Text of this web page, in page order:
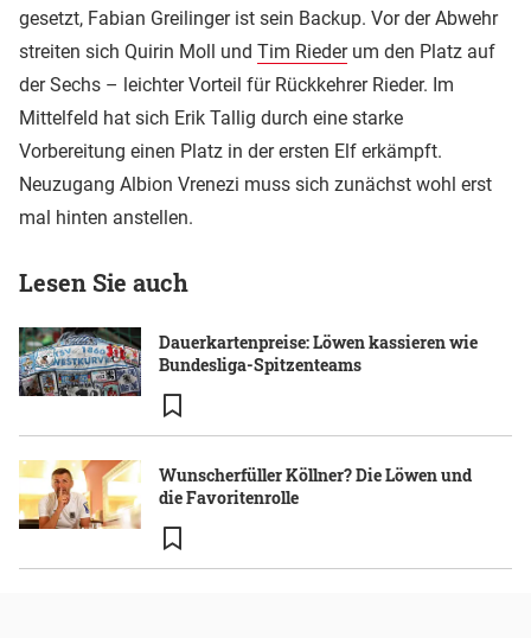
gesetzt, Fabian Greilinger ist sein Backup. Vor der Abwehr
streiten sich Quirin Moll und Tim Riederum den Platz auf
der Sechs – leichter Vorteil für Rückkehrer Rieder. Im
Mittelfeld hat sich Erik Tallig durch eine starke
Vorbereitung einen Platz in der ersten Elf erkämpft.
Neuzugang Albion Vrenezi muss sich zunächst wohl erst
mal hinten anstellen.
Lesen Sie auch
Dauerkartenpreise: Löwen kassieren wie
Bundesliga-Spitzenteams
Wunscherfüller Köllner? Die Löwen und
die Favoritenrolle